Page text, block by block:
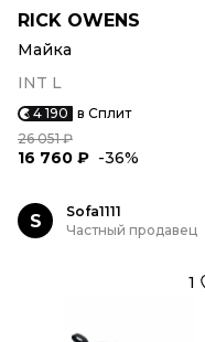
RICK OWENS
Майка
INT L
4 190 в Сплит
26 051 ₽
16 760 ₽ -36%
S
Sofa1111
Частный продавец
1